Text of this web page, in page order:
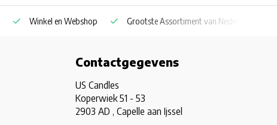
Winkel en Webshop Grootste Assortiment van Nederland &
Contactgegevens
US Candles
Koperwiek 51 - 53
2903 AD , Capelle aan Ijssel